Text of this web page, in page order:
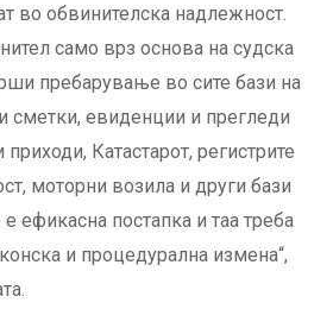
во обвинителска надлежност.
само врз основа на судска
пребарување во сите бази на
сметки, евиденции и прегледи
приходи, Катастарот, регистрите
моторни возила и други бази
ефикасна постапка и таа треба
и процедурална измена“,